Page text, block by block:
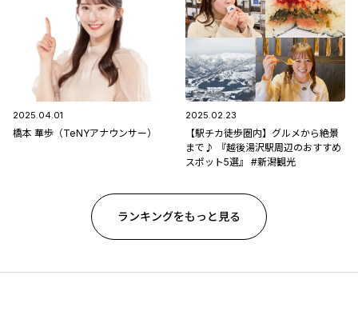
2025.04.01
橋本 華歩（TeNYアナウンサー）
2025.02.23
【駅チカ徒歩圏内】グルメから絶景
まで♪ 『越後湯沢駅周辺のおすすめ
スポット5選』 #新潟観光
ランキングをもっと見る